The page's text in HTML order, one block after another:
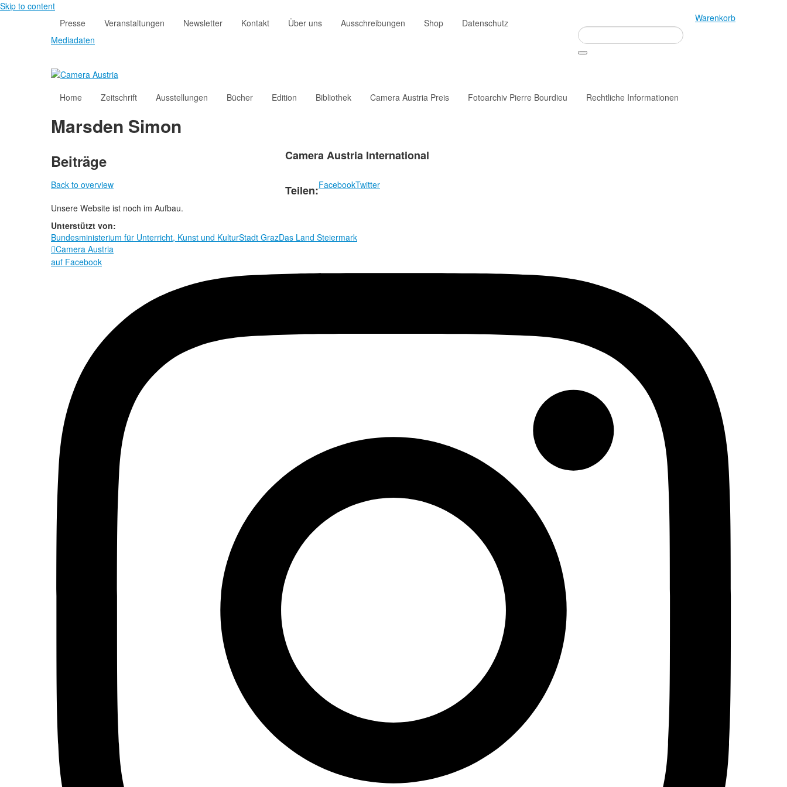
Skip to content
Presse
Veranstaltungen Newsletter Kontakt Über uns Ausschreibungen Shop
Datenschutz
Mediadaten
Warenkorb
Home Zeitschrift Ausstellungen Bücher Edition Bibliothek Camera Austria Preis Fotoarchiv Pierre Bourdieu Rechtliche Informationen
Marsden Simon
Beiträge Camera Austria International
Back to overview Teilen:FacebookTwitter
Unsere Website ist noch im Aufbau.
Unterstützt von:
Bundesministerium für Unterricht, Kunst und KulturStadt GrazDas Land Steiermark
Camera Austria
auf Facebook